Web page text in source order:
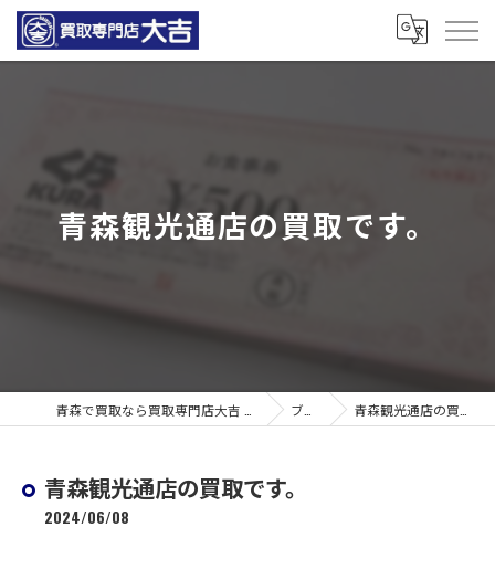
青森観光通店の買取です。
ブログ 青森観光通店の買取です。
青森観光通店の買取です。
2024/06/08